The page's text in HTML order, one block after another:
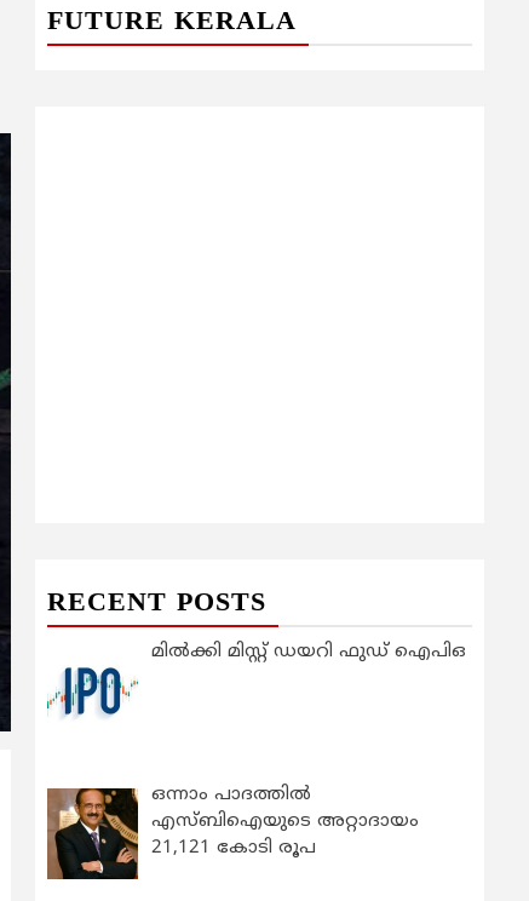
FUTURE KERALA
RECENT POSTS
മിൽക്കി മിസ്റ്റ് ഡയറി ഫുഡ് ഐപിഒ
ഒന്നാം പാദത്തിൽ
എസ്ബിഐയുടെ അറ്റാദായം
21,121 കോടി രൂപ